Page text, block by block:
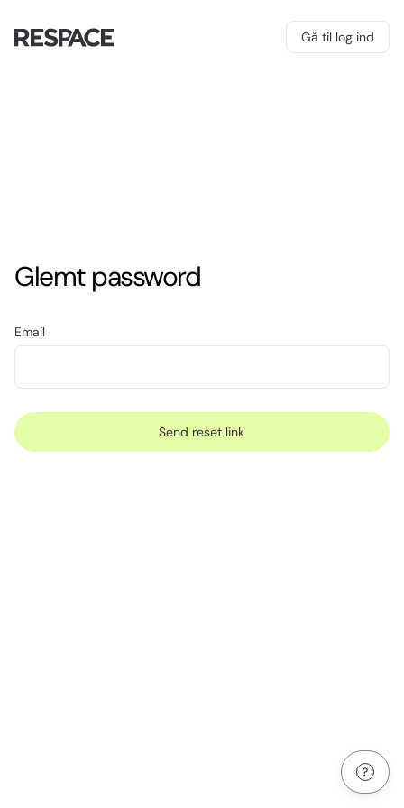
Gå til log ind
Glemt password
Email
Send reset link